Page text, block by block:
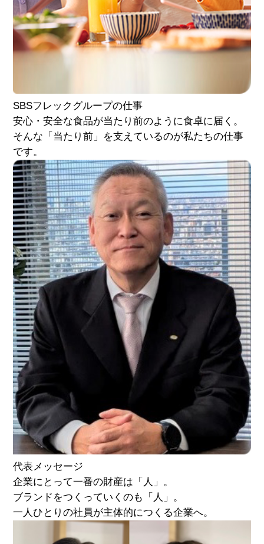
SBSフレック グループの仕事
安心・安全な食品が当たり前のように食卓に届く。
そんな「当たり前」を支えているのが私たちの仕事
です。
代表メッセージ
企業にとって一番の財産は「人」。
ブランドをつくっていくのも「人」。
一人ひとりの社員が主体的につくる企業へ。